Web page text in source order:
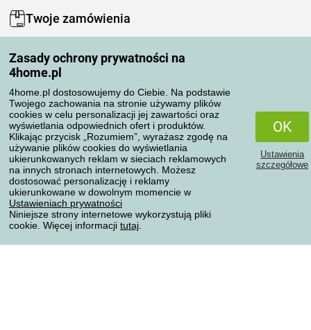
Zasady ochrony prywatności na
4home.pl
4home.pl dostosowujemy do Ciebie. Na podstawie
Twojego zachowania na stronie używamy plików
cookies w celu personalizacji jej zawartości oraz
wyświetlania odpowiednich ofert i produktów.
Klikając przycisk „Rozumiem”, wyrażasz zgodę na
używanie plików cookies do wyświetlania
ukierunkowanych reklam w sieciach reklamowych
na innych stronach internetowych. Możesz
dostosować personalizację i reklamy
ukierunkowane w dowolnym momencie w
Ustawieniach prywatności
Niniejsze strony internetowe wykorzystują pliki
cookie. Więcej informacji tutaj
OK
Ustawienia
szczegółowe
Twoje zamówienia
Moje zamówienia
Reklamacje
Odstąpienie od umowy
Zasady przetwarzania recenzji
Sposoby transportu
Metody płatności